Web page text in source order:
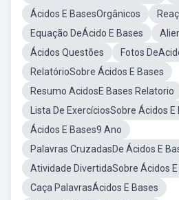
Ácidos E BasesOrgânicos
Equação DeÁcido E Bases
Ácidos Questões
Fotos
RelatórioSobre Ácidos E Bases
Resumo AcidosE Bases Relatorio
Lista De ExercíciosSobre Ácidos E
Ácidos E Bases9 Ano
Palavras CruzadasDe Ácidos E
Atividade DivertidaSobre Ácidos E
Caça PalavrasÁcidos E Bases